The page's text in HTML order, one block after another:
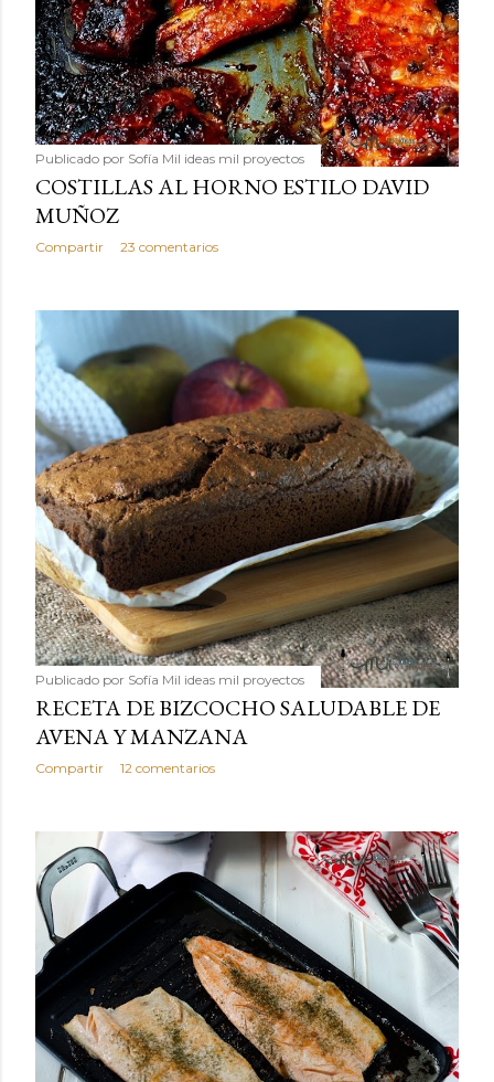
Publicado por Sofía Mil ideas mil proyectos
COSTILLAS AL HORNO ESTILO DAVID
MUÑOZ
Compartir 23 comentarios
Publicado por Sofía Mil ideas mil proyectos
RECETA DE BIZCOCHO SALUDABLE DE
AVENA Y MANZANA
Compartir 12 comentarios